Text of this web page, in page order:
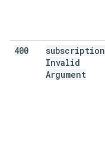
400
subscription
Invalid
Argument